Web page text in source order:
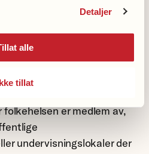
Detaljer
alle
tillat har alle som driver
er medlem av,
undervisningslokaler der